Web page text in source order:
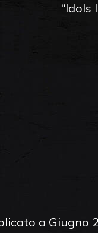
“Idols
a Giugno